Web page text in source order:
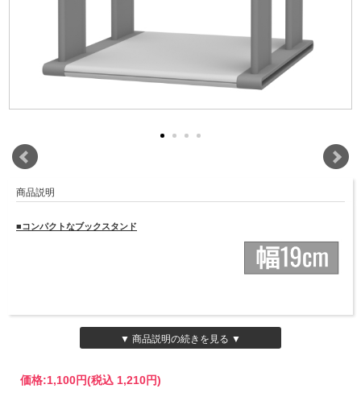
商品説明
■コンパクトなブックスタンド
▼ 商品説明の続きを見る ▼
価格:1,100円(税込 1,210円)